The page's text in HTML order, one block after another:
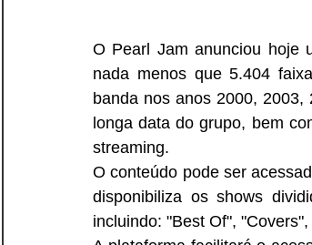
O Pearl Jam anunciou hoje
nada menos que 5.404
banda nos anos 2000,
longa data do grupo, bem
streaming.
O conteúdo pode ser
disponibiliza os shows
incluindo: "Best Of",